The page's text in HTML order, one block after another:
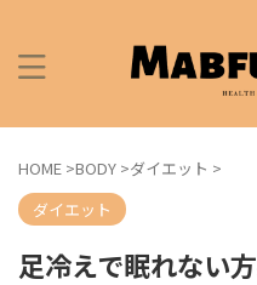
HOME >BODY >ダイエット >
ダイエット
足冷えで眠れない